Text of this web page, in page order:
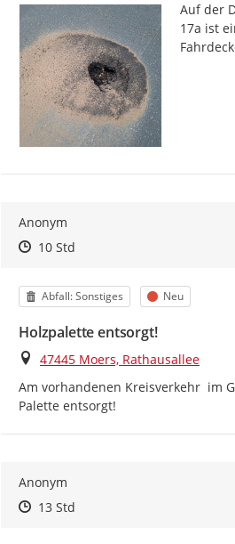
Auf der
17a ist
Anonym
Zeitpunkt des Erstellens
Zeitpunkt des Erstellens
10 StdZur Äußerung
Kategorie
Abfall: Sonstiges Status
Neu
Holzpalette entsorgt!
Ort
47445 Moers, Rathausallee
Am vorhandenen Kreisverkehr  im
Palette entsorgt!
Anonym
Zeitpunkt des Erstellens
Zeitpunkt des Erstellens
13 StdZur Äußerung